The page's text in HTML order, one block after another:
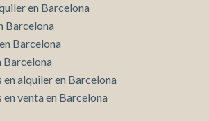
en Barcelona
Barcelona
Barcelona
Barcelona
alquiler en Barcelona
venta en Barcelona